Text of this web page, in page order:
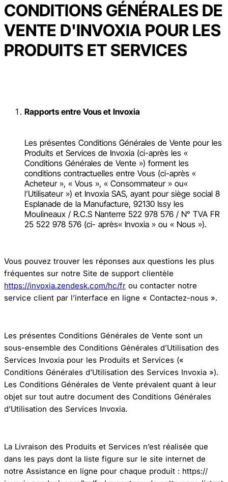
CONDITIONS GÉNÉRALES DE
VENTE D'INVOXIA POUR LES
PRODUITS ET SERVICES
Rapports entre Vous et Invoxia
Les présentes Conditions Générales de Vente pour les
Produits et Services de Invoxia (ci-après les «
Conditions Générales de Vente ») forment les
conditions contractuelles entre Vous (ci-après «
Acheteur », « Vous », « Consommateur » ou«
l’Utilisateur ») et Invoxia SAS, ayant pour siège social 8
Esplanade de la Manufacture, 92130 Issy les
Moulineaux / R.C.S Nanterre 522 978 576 / N° TVA FR
25 522 978 576 (ci- après« Invoxia » ou « Nous »).
Vous pouvez trouver les réponses aux questions les plus
fréquentes sur notre Site de support clientèle
https://invoxia.zendesk.com/hc/fr ou contacter notre
service client par l’interface en ligne « Contactez-nous ».
Les présentes Conditions Générales de Vente sont un
sous-ensemble des Conditions Générales d’Utilisation des
Services Invoxia pour les Produits et Services («
Conditions Générales d’Utilisation des Services Invoxia »).
Les Conditions Générales de Vente prévalent quant à leur
objet sur tout autre document des Conditions Générales
d’Utilisation des Services Invoxia.
La Livraison des Produits et Services n’est réalisée que
dans les pays dont la liste figure sur le site internet de
notre Assistance en ligne pour chaque produit : https://